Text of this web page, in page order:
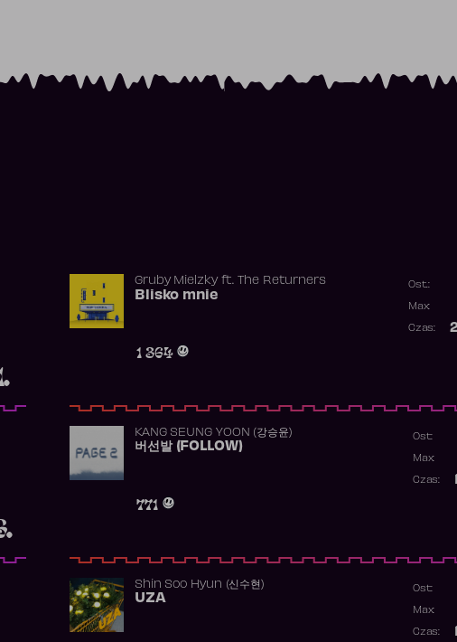
Gruby Mielzkyft. The Returners
Blisko mnie
1 364
Ost.:
Max:
Czas:
KANG SEUNG YOON (강승윤)
버선발 (FOLLOW)
771
Ost:
Max:
Czas:
Shin Soo Hyun (신수현)
UZA
Ost:
Max:
Czas: